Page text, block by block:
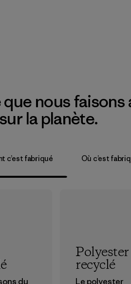
nous faisons
la planète.
c’est fabriqué Où c’est
du
Polyester
recyclé
Le polyester